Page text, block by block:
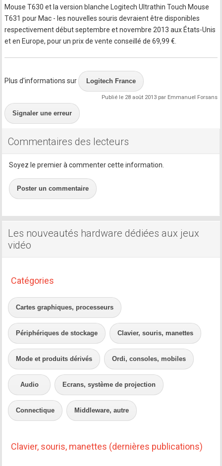
Mouse T630 et la version blanche Logitech Ultrathin Touch Mouse
T631 pour Mac - les nouvelles souris devraient être disponibles
respectivement début septembre et novembre 2013 aux États-Unis
et en Europe, pour un prix de vente conseillé de 69,99 €.
Plus d'informations sur Logitech France
Publié le 28 août 2013 par Emmanuel Forsans
Signaler une erreur
Commentaires des lecteurs
Soyez le premier à commenter cette information.
Poster un commentaire
Les nouveautés hardware dédiées aux jeux
vidéo
Catégories
Cartes graphiques, processeurs
Périphériques de stockage Clavier, souris, manettes
Mode et produits dérivés Ordi, consoles, mobiles
Audio Ecrans, système de projection
Connectique Middleware, autre
Clavier, souris, manettes (dernières publications)